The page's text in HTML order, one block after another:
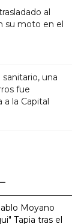
al
su moto en el
una
fue
a la Capital
Moyano
Tapia tras el